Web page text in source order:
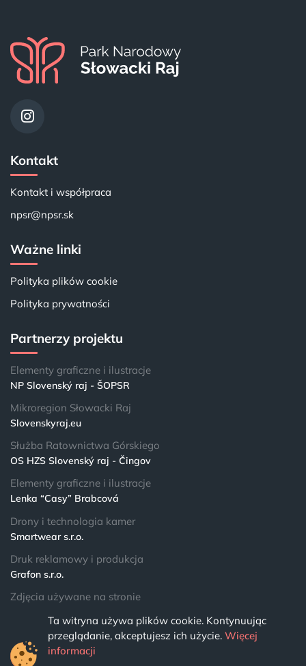
Kontakt
Kontakt i współpraca
npsr@npsr.sk
Ważne linki
Polityka plików cookie
Polityka prywatności
Partnerzy projektu
Elementy graficzne i ilustracje
NP Slovenský raj - ŠOPSR
Mikroregion Słowacki Raj
Slovenskyraj.eu
Służba Ratownictwa Górskiego
OS HZS Slovenský raj - Čingov
Elementy graficzne i ilustracje
Lenka “Casy” Brabcová
Drony i technologia kamer
Smartwear s.r.o.
Druk reklamowy i produkcja
Grafon s.r.o.
Zdjęcia używane na stronie
© 2024 NPSR.sk
Wszelkie prawa zastrzeżone
Ta witryna używa plików cookie. Kontynuując
przeglądanie, akceptujesz ich użycie. Więcej
informacji